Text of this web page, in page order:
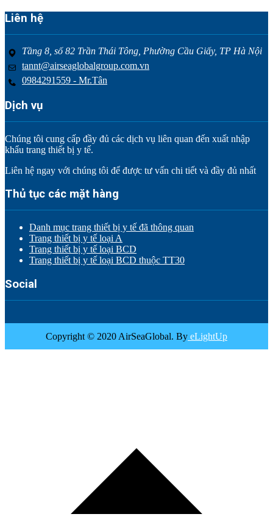
Liên hệ
Tầng 8, số 82 Trần Thái Tông, Phường Cầu Giấy, TP Hà Nội
tannt@airseaglobalgroup.com.vn
0984291559 - Mr.Tân
Dịch vụ
Chúng tôi cung cấp đầy đủ các dịch vụ liên quan đến xuất nhập
khẩu trang thiết bị y tế.
Liên hệ ngay với chúng tôi để được tư vấn chi tiết và đầy đủ nhất
Thủ tục các mặt hàng
Danh mục trang thiết bị y tế đã thông quan
Trang thiết bị y tế loại A
Trang thiết bị y tế loại BCD
Trang thiết bị y tế loại BCD thuộc TT30
Social
Copyright © 2020 AirSeaGlobal. By eLightUp